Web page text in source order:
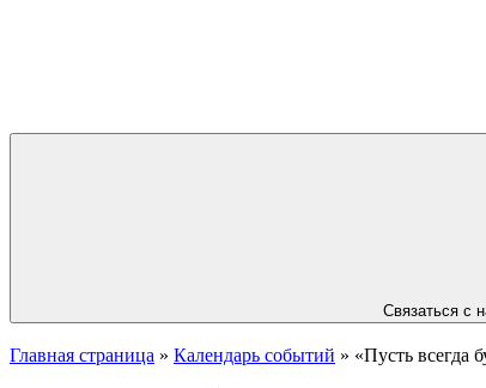
Связаться с
Главная страница » Календарь событий » «Пусть всегда